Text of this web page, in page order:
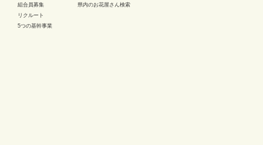
組合員募集
リクルート
5つの基幹事業
県内のお花屋さん検索